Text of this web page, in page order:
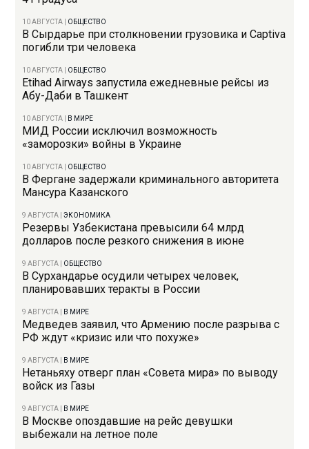
10 АВГУСТА ОБЩЕСТВО
В Сырдарье при столкновении грузовика и Captiva
погибли три человека
10 АВГУСТА ОБЩЕСТВО
Etihad Airways запустила ежедневные рейсы из
Абу-Даби в Ташкент
10 АВГУСТА В МИРЕ
МИД России исключил возможность
«заморозки» войны в Украине
10 АВГУСТА ОБЩЕСТВО
В Фергане задержали криминального авторитета
Мансура Казанского
9 АВГУСТА |ЭКОНОМИКА
Резервы Узбекистана превысили 64 млрд
долларов после резкого снижения в июне
9 АВГУСТА ОБЩЕСТВО
В Сурхандарье осудили четырех человек,
планировавших теракты в России
9 АВГУСТА В МИРЕ
Медведев заявил, что Армению после разрыва с
РФ ждут «кризис или что похуже»
9 АВГУСТА В МИРЕ
Нетаньяху отверг план «Совета мира» по выводу
войск из Газы
9 АВГУСТА В МИРЕ
В Москве опоздавшие на рейс девушки
выбежали на летное поле